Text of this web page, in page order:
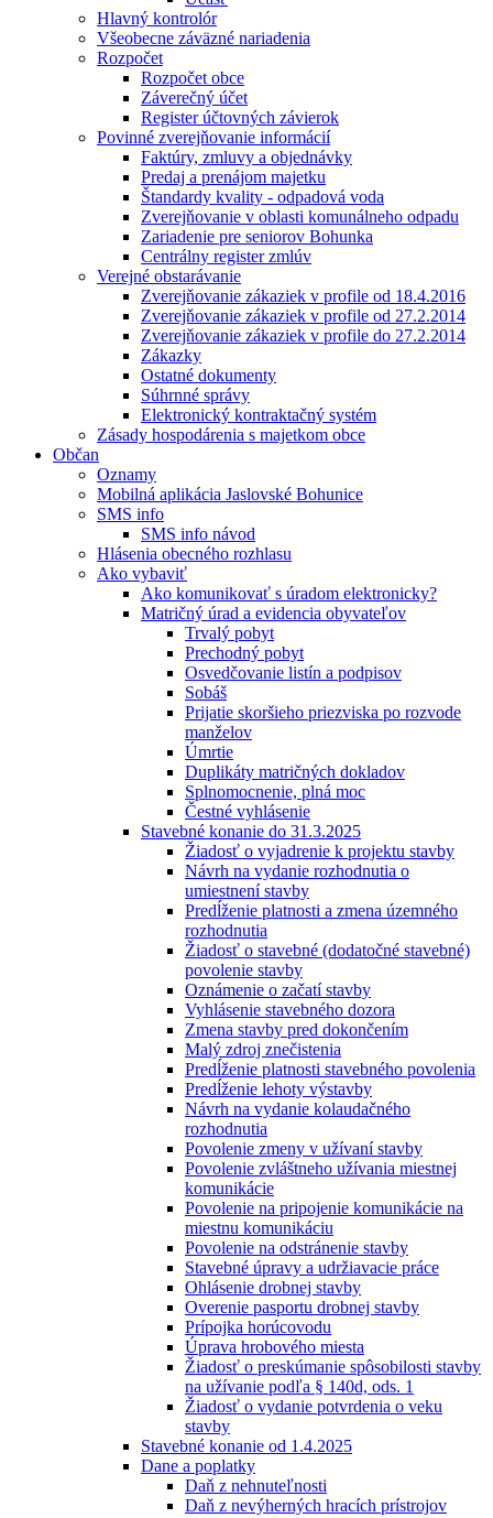
Hlavný kontrolór
Všeobecne záväzné nariadenia
Rozpočet
Rozpočet obce
Záverečný účet
Register účtovných závierok
Povinné zverejňovanie informácií
Faktúry, zmluvy a objednávky
Predaj a prenájom majetku
Štandardy kvality - odpadová voda
Zverejňovanie v oblasti komunálneho odpadu
Zariadenie pre seniorov Bohunka
Centrálny register zmlúv
Verejné obstarávanie
Zverejňovanie zákaziek v profile od 18.4.2016
Zverejňovanie zákaziek v profile od 27.2.2014
Zverejňovanie zákaziek v profile do 27.2.2014
Zákazky
Ostatné dokumenty
Súhrnné správy
Elektronický kontraktačný systém
Zásady hospodárenia s majetkom obce
Občan
Oznamy
Mobilná aplikácia Jaslovské Bohunice
SMS info
SMS info návod
Hlásenia obecného rozhlasu
Ako vybaviť
Ako komunikovať s úradom elektronicky?
Matričný úrad a evidencia obyvateľov
Trvalý pobyt
Prechodný pobyt
Osvedčovanie listín a podpisov
Sobáš
Prijatie skoršieho priezviska po rozvode
manželov
Úmrtie
Duplikáty matričných dokladov
Splnomocnenie, plná moc
Čestné vyhlásenie
Stavebné konanie do 31.3.2025
Žiadosť o vyjadrenie k projektu stavby
Návrh na vydanie rozhodnutia o
umiestnení stavby
Predĺženie platnosti a zmena územného
rozhodnutia
Žiadosť o stavebné (dodatočné stavebné)
povolenie stavby
Oznámenie o začatí stavby
Vyhlásenie stavebného dozora
Zmena stavby pred dokončením
Malý zdroj znečistenia
Predĺženie platnosti stavebného povolenia
Predĺženie lehoty výstavby
Návrh na vydanie kolaudačného
rozhodnutia
Povolenie zmeny v užívaní stavby
Povolenie zvláštneho užívania miestnej
komunikácie
Povolenie na pripojenie komunikácie na
miestnu komunikáciu
Povolenie na odstránenie stavby
Stavebné úpravy a udržiavacie práce
Ohlásenie drobnej stavby
Overenie pasportu drobnej stavby
Prípojka horúcovodu
Úprava hrobového miesta
Žiadosť o preskúmanie spôsobilosti stavby
na užívanie podľa § 140d, ods. 1
Žiadosť o vydanie potvrdenia o veku
stavby
Stavebné konanie od 1.4.2025
Dane a poplatky
Daň z nehnuteľnosti
Daň z nevýherných hracích prístrojov